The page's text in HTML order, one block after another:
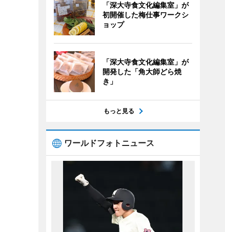
「深大寺食文化編集室」が
初開催した梅仕事ワークシ
ョップ
「深大寺食文化編集室」が
開発した「角大師どら焼
き」
もっと見る
ワールドフォトニュース